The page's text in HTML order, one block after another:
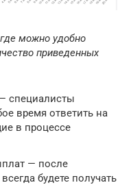
можно удобно
приведенных
специалисты
время ответить на
в процессе
— после
будете получать